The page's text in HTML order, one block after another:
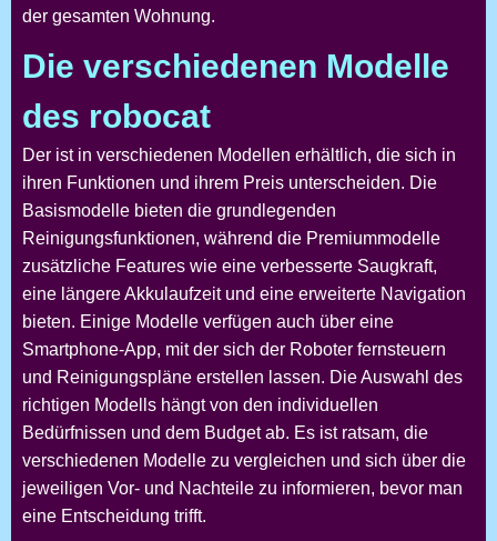
der gesamten Wohnung.
Die verschiedenen Modelle
des robocat
Der ist in verschiedenen Modellen erhältlich, die sich in
ihren Funktionen und ihrem Preis unterscheiden. Die
Basismodelle bieten die grundlegenden
Reinigungsfunktionen, während die Premiummodelle
zusätzliche Features wie eine verbesserte Saugkraft,
eine längere Akkulaufzeit und eine erweiterte Navigation
bieten. Einige Modelle verfügen auch über eine
Smartphone-App, mit der sich der Roboter fernsteuern
und Reinigungspläne erstellen lassen. Die Auswahl des
richtigen Modells hängt von den individuellen
Bedürfnissen und dem Budget ab. Es ist ratsam, die
verschiedenen Modelle zu vergleichen und sich über die
jeweiligen Vor- und Nachteile zu informieren, bevor man
eine Entscheidung trifft.